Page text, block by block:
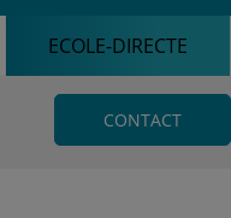
ECOLE-DIRECTE
CONTACT